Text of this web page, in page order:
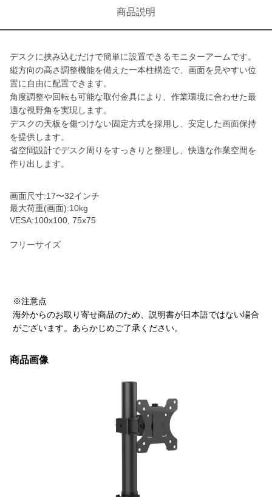
商品説明
デスクに挟み込むだけで簡単に設置できるモニターアームです。
縦方向の高さ調整機能を備えた一本柱構造で、画面を見やすい位
置に自由に配置できます。
角度調整や回転も可能な取付金具により、作業環境に合わせた最
適な視野角を実現します。
デスクの天板を傷つけない固定方式を採用し、安定した画面保持
を提供します。
省空間設計でデスク周りをすっきりと整理し、快適な作業空間を
作り出します。
画面尺寸:17〜32インチ
最大荷重(画面):10kg
VESA:100x100, 75x75
フリーサイズ
※注意点
海外からのお取り寄せ商品のため、説明書が日本語ではない場合
がございます。あらかじめご了承ください。
商品画像